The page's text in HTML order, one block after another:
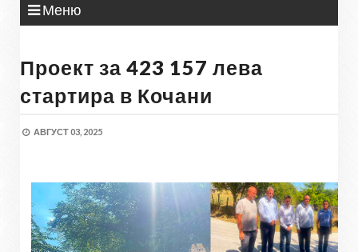
Меню
Проект за 423 157 лева
стартира в Кочани
АВГУСТ 03, 2025